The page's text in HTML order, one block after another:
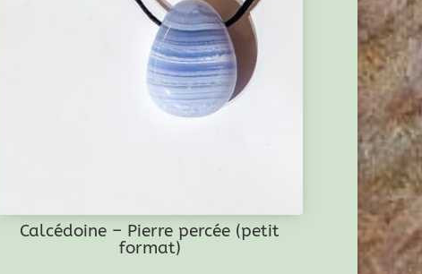
Calcédoine – Pierre percée (petit
format)